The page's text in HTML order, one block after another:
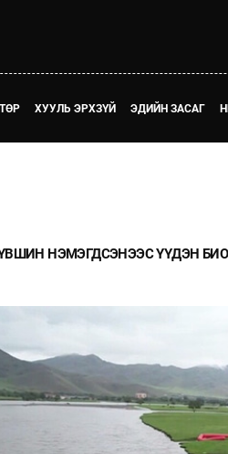
ХУУЛЬ ЭРХЗҮЙ ЭДИЙН ЗАСАГ
НЭМЭГДСЭНЭЭС ҮҮДЭН